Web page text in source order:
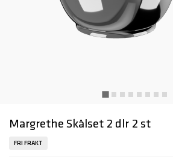
Margrethe Skålset 2 dlr 2 st
FRI FRAKT